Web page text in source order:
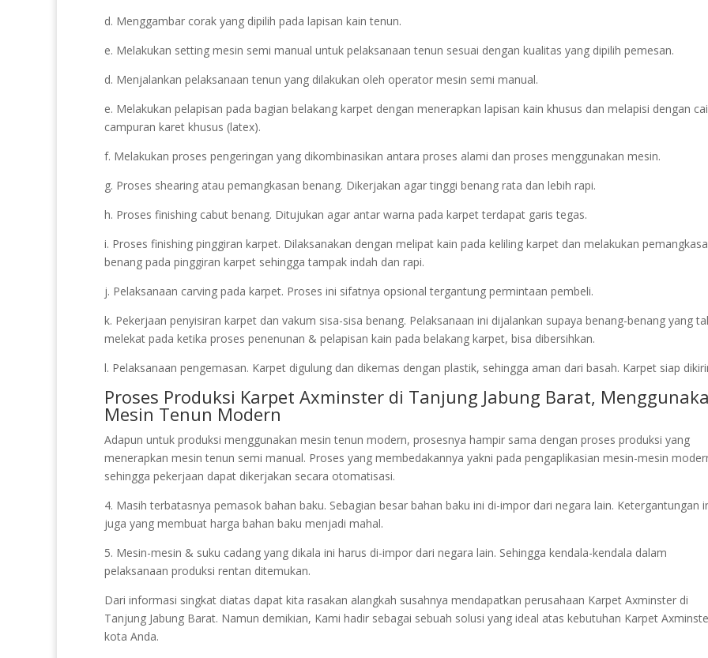
d. Menggambar corak yang dipilih pada lapisan kain tenun.
e. Melakukan setting mesin semi manual untuk pelaksanaan tenun sesuai dengan kualitas yang dipilih pemesan.
d. Menjalankan pelaksanaan tenun yang dilakukan oleh operator mesin semi manual.
e. Melakukan pelapisan pada bagian belakang karpet dengan menerapkan lapisan kain khusus dan melapisi dengan
campuran karet khusus (latex).
f. Melakukan proses pengeringan yang dikombinasikan antara proses alami dan proses menggunakan mesin.
g. Proses shearing atau pemangkasan benang. Dikerjakan agar tinggi benang rata dan lebih rapi.
h. Proses finishing cabut benang. Ditujukan agar antar warna pada karpet terdapat garis tegas.
i. Proses finishing pinggiran karpet. Dilaksanakan dengan melipat kain pada keliling karpet dan melakukan
benang pada pinggiran karpet sehingga tampak indah dan rapi.
j. Pelaksanaan carving pada karpet. Proses ini sifatnya opsional tergantung permintaan pembeli.
k. Pekerjaan penyisiran karpet dan vakum sisa-sisa benang. Pelaksanaan ini dijalankan supaya benang-benang yang
melekat pada ketika proses penenunan & pelapisan kain pada belakang karpet, bisa dibersihkan.
l. Pelaksanaan pengemasan. Karpet digulung dan dikemas dengan plastik, sehingga aman dari basah. Karpet siap
Proses Produksi Karpet Axminster di Tanjung Jabung Barat,
Mesin Tenun Modern
Adapun untuk produksi menggunakan mesin tenun modern, prosesnya hampir sama dengan proses produksi yang
menerapkan mesin tenun semi manual. Proses yang membedakannya yakni pada pengaplikasian mesin-mesin
sehingga pekerjaan dapat dikerjakan secara otomatisasi.
4. Masih terbatasnya pemasok bahan baku. Sebagian besar bahan baku ini di-impor dari negara lain. Ketergantungan
juga yang membuat harga bahan baku menjadi mahal.
5. Mesin-mesin & suku cadang yang dikala ini harus di-impor dari negara lain. Sehingga kendala-kendala dalam
pelaksanaan produksi rentan ditemukan.
Dari informasi singkat diatas dapat kita rasakan alangkah susahnya mendapatkan perusahaan Karpet Axminster di
Tanjung Jabung Barat. Namun demikian, Kami hadir sebagai sebuah solusi yang ideal atas kebutuhan Karpet
kota Anda.